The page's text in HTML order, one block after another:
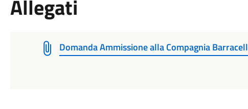
Allegati
Domanda Ammissione alla Compagnia